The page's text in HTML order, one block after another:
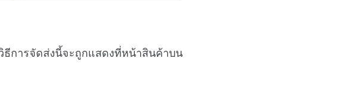
ธีการจัดส่งนี้จะถูกแสดงที่หน้าสินค้าบน